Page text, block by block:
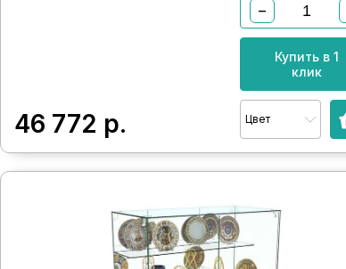
46 772 р.
−
Купить в 1
клик
Цвет